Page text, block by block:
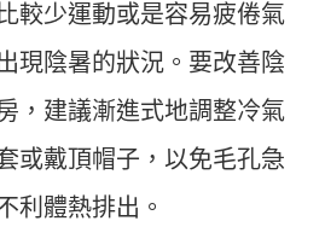
較少運動或是容易疲倦氣
現陰暑的狀況。要改善陰
，建議漸進式地調整冷氣
或戴頂帽子，以免毛孔急
利體熱排出。